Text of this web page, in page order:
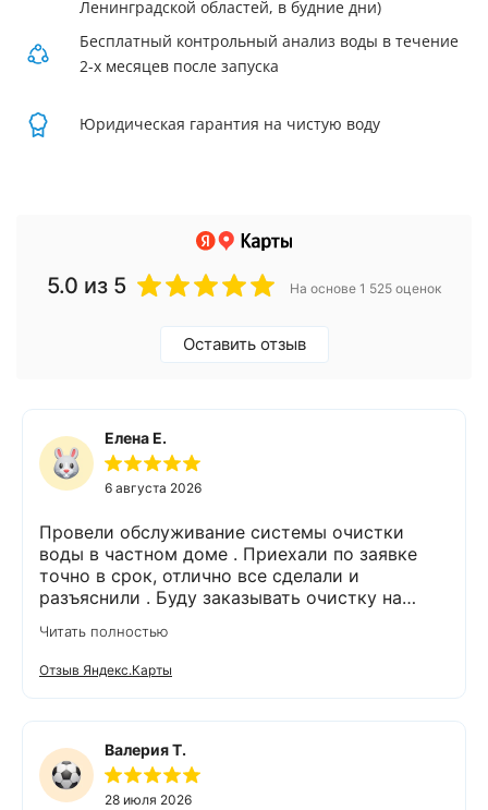
Ленинградской областей, в будние дни)
Бесплатный контрольный анализ воды в течение
2-х месяцев после запуска
Юридическая гарантия на чистую воду
5.0 из 5 На основе 1 525 оценок
Оставить отзыв
Елена Е.
6 августа 2026
Провели обслуживание системы очистки
воды в частном доме . Приехали по заявке
точно в срок, отлично все сделали и
разъяснили . Буду заказывать очистку на
Читать полностью
Отзыв Яндекс.Карты
Валерия Т.
28 июля 2026